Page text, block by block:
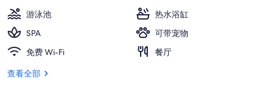
游泳池
热水浴缸
SPA
可带宠物
免费 Wi-Fi
餐厅
查看全部